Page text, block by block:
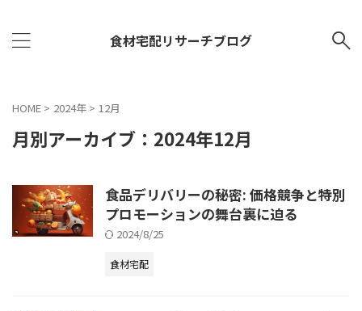
食材宅配リサーチブログ
HOME > 2024年 > 12月
月別アーカイブ：2024年12月
食品デリバリーの秘密: 価格競争と特別
プロモーションの舞台裏に迫る
2024/8/25
食材宅配